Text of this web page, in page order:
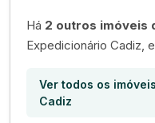
Há 2 outros imóveis
Expedicionário Cadiz,
Ver todos os
Cadiz